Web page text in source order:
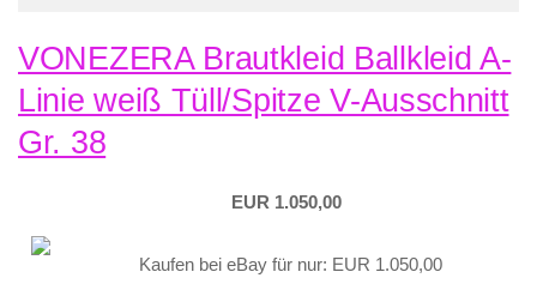
VONEZERA Brautkleid Ballkleid A-
Linie weiß Tüll/Spitze V-Ausschnitt
Gr. 38
EUR 1.050,00
Kaufen bei eBay für nur: EUR 1.050,00